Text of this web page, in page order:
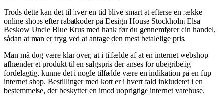
Trods dette kan det til hver en tid blive smart at efterse en række
online shops efter rabatkoder på Design House Stockholm Elsa
Beskow Uncle Blue Krus med hank før du gennemfører din handel,
sådan at man er tryg ved at antage den mest betalelige pris.
Man må dog være klar over, at i tilfælde af at en internet webshop
afhænder et produkt til en salgspris der anses for ubegribelig
fordelagtig, kunne det i nogle tilfælde være en indikation på en fup
internet shop. Bestillinger med kort er i hvert fald inkluderet i en
bestemmelse, der beskytter en imod uoprigtige internet varehuse.